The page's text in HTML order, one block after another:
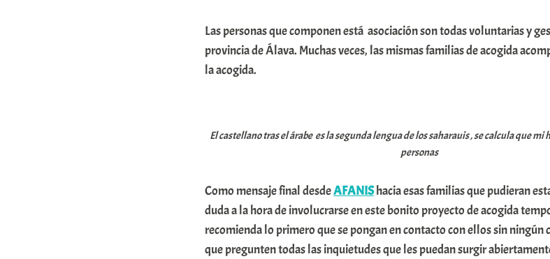
Las personas que componen está asociación son todas voluntarias y
provincia de Álava. Muchas veces, las mismas familias de acogida
la acogida.
El castellano tras el árabe es la segunda lengua de los saharauis , se calcula que
personas
Como mensaje final desdeAFANIShacia esas familias que pudieran
duda a la hora de involucrarse en este bonito proyecto de acogida
recomienda lo primero que se pongan en contacto con ellos sin ningún
que pregunten todas las inquietudes que les puedan surgir